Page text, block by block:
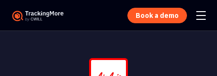
Book a demo